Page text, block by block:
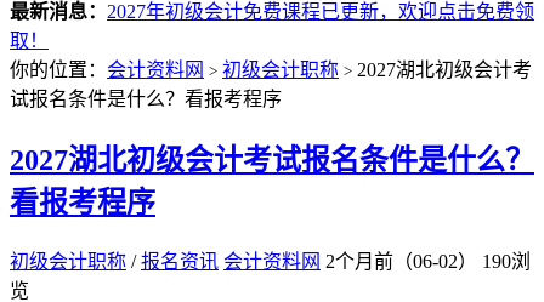
最新消息： 2027年初级会计免费课程已更新，欢迎点击免费领
取！
你的位置： 会计资料网 > 初级会计职称 > 2027湖北初级会计考
试报名条件是什么？看报考程序
2027湖北初级会计考试报名条件是什么？
看报考程序
初级会计职称 /报名资讯 会计资料网 2个月前（06-02）
190浏
览